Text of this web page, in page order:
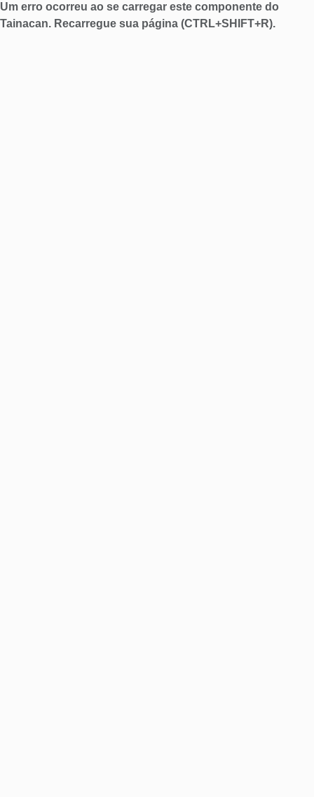
Um erro ocorreu ao se carregar este componente do
Tainacan. Recarregue sua página (CTRL+SHIFT+R).